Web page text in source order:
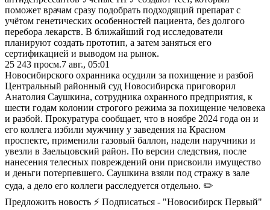
поможет врачам сразу подобрать подходящий препарат с
учётом генетических особенностей пациента, без долгого
перебора лекарств. В ближайший год исследователи
планируют создать прототип, а затем заняться его
сертификацией и выводом на рынок.
25 243 просм.7 авг., 05:01
Новосибирского охранника осудили за похищение и разбой
Центральный районный суд Новосибирска приговорил
Анатолия Саушкина, сотрудника охранного предприятия, к
шести годам колонии строгого режима за похищение человека
и разбой. Прокуратура сообщает, что в ноябре 2024 года он и
его коллега избили мужчину у заведения на Красном
проспекте, применили газовый баллон, надели наручники и
увезли в Заельцовский район. По версии следствия, после
нанесения телесных повреждений они присвоили имущество
и деньги потерпевшего. Саушкина взяли под стражу в зале
суда, а дело его коллеги расследуется отдельно. ✏️
Предложить новость ⚡ Подписаться - "Новосибирск Первый"